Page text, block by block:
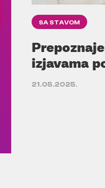
SA STAVOM
izjavama
21.05.2025.